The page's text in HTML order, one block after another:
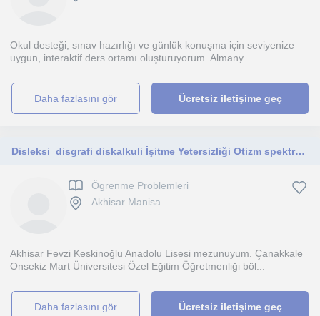
Okul desteği, sınav hazırlığı ve günlük konuşma için seviyenize
uygun, interaktif ders ortamı oluşturuyorum. Almany...
daha fazlasını gör Ücretsiz iletişime geç
Disleksi ​ disgrafi diskalkuli İşitme Yetersizliği Otizm spektrum bozukluğu
Ögrenme Problemleri
Akhisar Manisa
Akhisar Fevzi Keskinoğlu Anadolu Lisesi mezunuyum. Çanakkale
Onsekiz Mart Üniversitesi Özel Eğitim Öğretmenliği böl...
daha fazlasını gör Ücretsiz iletişime geç